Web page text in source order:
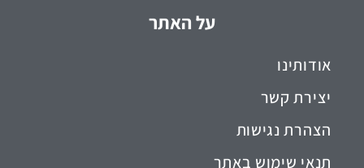
על האתר
אודותינו
יצירת קשר
הצהרת נגישות
תנאי שימוש באתר